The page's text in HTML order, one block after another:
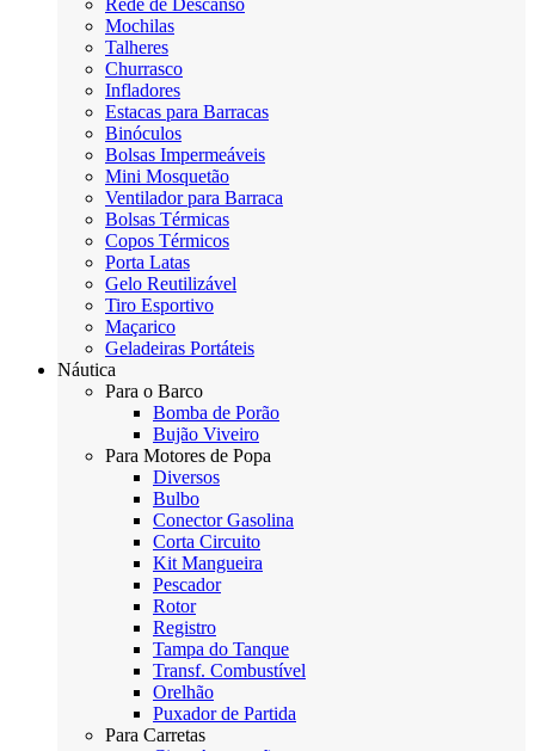
Rede de Descanso
Mochilas
Talheres
Churrasco
Infladores
Estacas para Barracas
Binóculos
Bolsas Impermeáveis
Mini Mosquetão
Ventilador para Barraca
Bolsas Térmicas
Copos Térmicos
Porta Latas
Gelo Reutilizável
Tiro Esportivo
Maçarico
Geladeiras Portáteis
Náutica
Para o Barco
Bomba de Porão
Bujão Viveiro
Para Motores de Popa
Diversos
Bulbo
Conector Gasolina
Corta Circuito
Kit Mangueira
Pescador
Rotor
Registro
Tampa do Tanque
Transf. Combustível
Orelhão
Puxador de Partida
Para Carretas